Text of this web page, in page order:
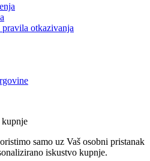
otkazivanja
kupnje
samo uz Vaš osobni pristanak
iskustvo kupnje.